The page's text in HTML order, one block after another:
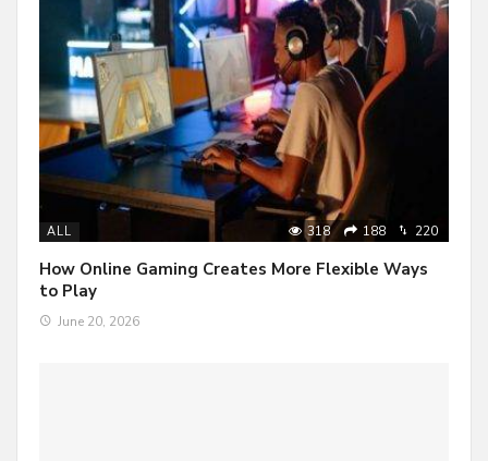
ALL 318 188 220
How Online Gaming Creates More Flexible Ways
to Play
June 20, 2026